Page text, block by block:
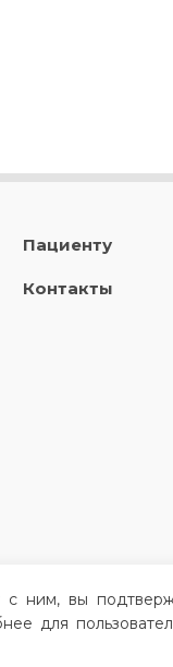
Пациенту
Контакты
ним, вы
для